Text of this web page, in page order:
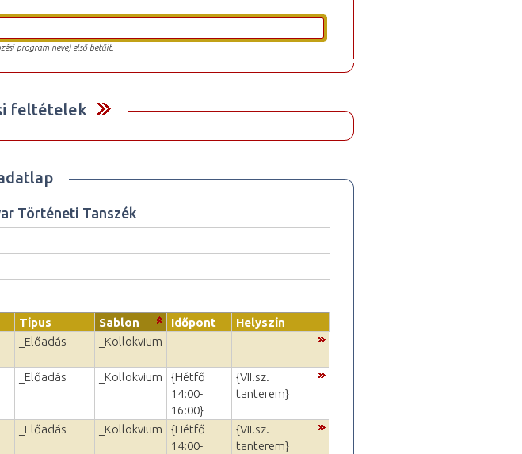
program neve) első betűit.
feltételek
Történeti Tanszék
Típus Sablon Időpont
Helyszín
_Előadás _Kollokvium
_Előadás _Kollokvium
{Hétfő
14:00-
16:00}
{VII.sz.
tanterem}
_Előadás _Kollokvium
{Hétfő
14:00-
{VII.sz.
tanterem}